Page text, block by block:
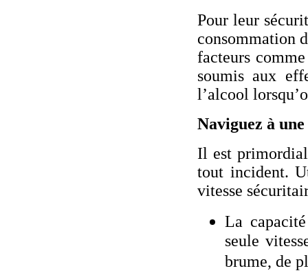
Pour leur
consommation
facteurs
soumis aux
l’alcool
Naviguez à
Il est
tout incident.
vitesse
La
seule
brume, de